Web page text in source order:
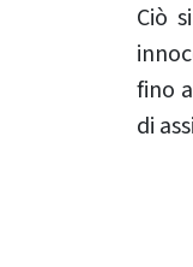
Ciò
fino
di